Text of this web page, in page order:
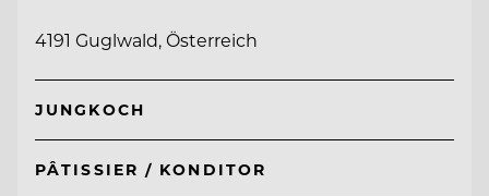
4191 Guglwald, Österreich
JUNGKOCH
PÂTISSIER / KONDITOR